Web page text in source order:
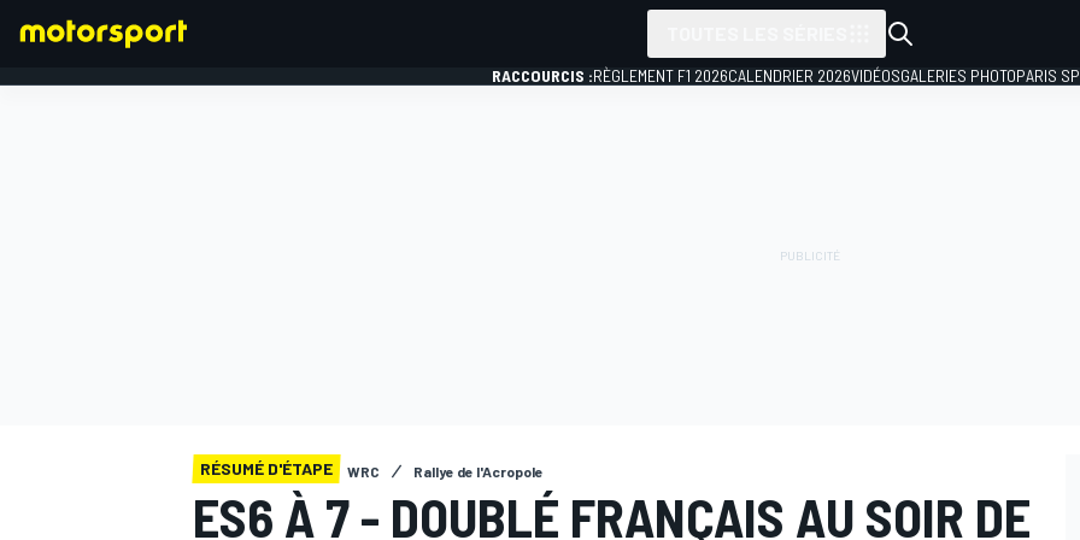
RACCOURCIS :RÈGLEMENT F1 2026CALENDRIER 2026VIDÉOSGALERIES PHOTOPARIS
RÉSUMÉ D'ÉTAPE WRC Rallye de l'Acropole
ES6 À 7 - DOUBLÉ FRANÇAIS AU SOIR DE